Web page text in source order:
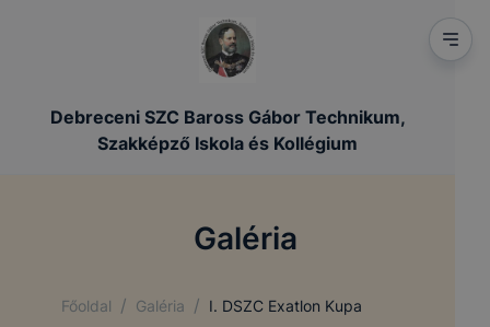
Debreceni SZC Baross Gábor Technikum,
Szakképző Iskola és Kollégium
Galéria
Főoldal / Galéria / I. DSZC Exatlon Kupa